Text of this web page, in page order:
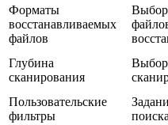
Форматы
восстанавливаемых
файлов
Глубина
сканирования
Пользовательские
фильтры